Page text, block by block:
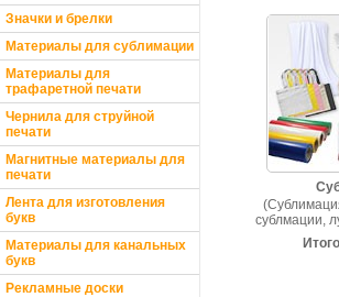
Значки и брелки
Материалы для сублимации
Материалы для
трафаретной печати
Чернила для струйной
печати
Магнитные материалы для
печати
Лента для изготовления
букв
Материалы для канальных
букв
Рекламные доски
сублмации,